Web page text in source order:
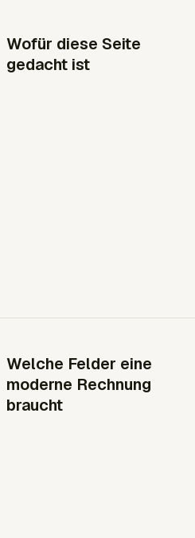
Wofür diese Seite
gedacht ist
Welche Felder eine
moderne Rechnung
braucht